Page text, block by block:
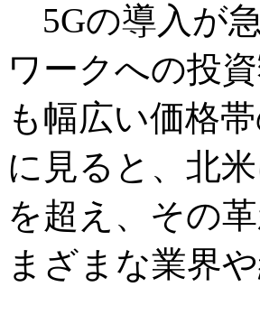
5Gの導入が
ワークへの投
も幅広い価格
に見ると、北
を超え、その
まざまな業界